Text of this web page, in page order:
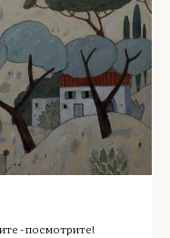
- посмотрите!